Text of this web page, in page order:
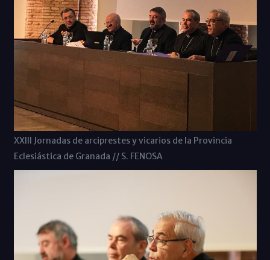
XXIII Jornadas de arciprestes y vicarios de la Provincia
Eclesiástica de Granada // S. FENOSA